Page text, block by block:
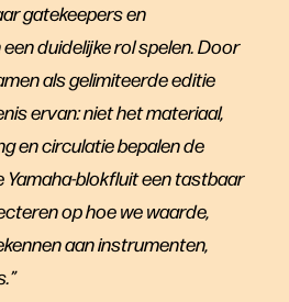
gatekeepers en
duidelijke rol spelen. Door
als gelimiteerde editie
ervan: niet het materiaal,
en circulatie bepalen de
Yamaha-blokfluit een tastbaar
op hoe we waarde,
aan instrumenten,